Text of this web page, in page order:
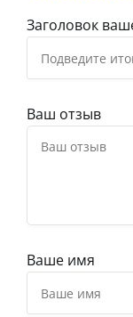
Заголовок
Ваш отзыв
Ваше имя